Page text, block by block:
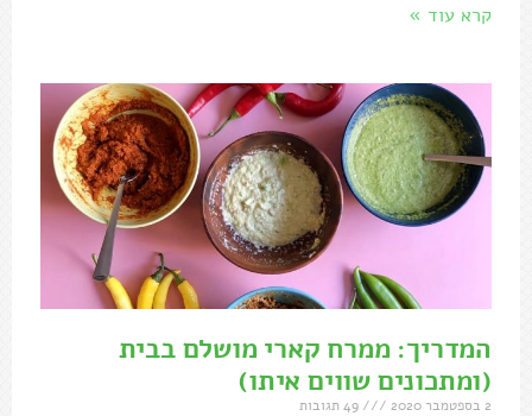
קרא עוד »
המדריך: ממרח קארי מושלם בבית
(ומתכונים שווים איתו)
2 בספטמבר 2020